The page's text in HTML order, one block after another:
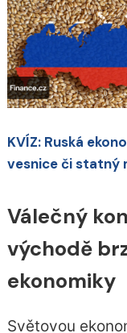
KVÍZ: Ruská
vesnice či statný
Válečný
východě
ekonomiky
Světovou